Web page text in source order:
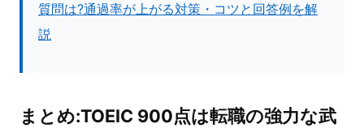
質問は?通過率が上がる対策・コツと回答例を解
説
まとめ:TOEIC 900点は転職の強力な武